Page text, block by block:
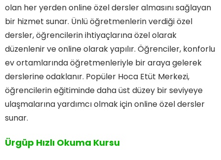
olan her yerden online özel dersler almasını sağlayan
bir hizmet sunar. Ünlü öğretmenlerin verdiği özel
dersler, öğrencilerin ihtiyaçlarına özel olarak
düzenlenir ve online olarak yapılır. Öğrenciler, konforlu
ev ortamlarında öğretmenleriyle bir araya gelerek
derslerine odaklanır. Popüler Hoca Etüt Merkezi,
öğrencilerin eğitiminde daha üst düzey bir seviyeye
ulaşmalarına yardımcı olmak için online özel dersler
sunar.
Ürgüp Hızlı Okuma Kursu